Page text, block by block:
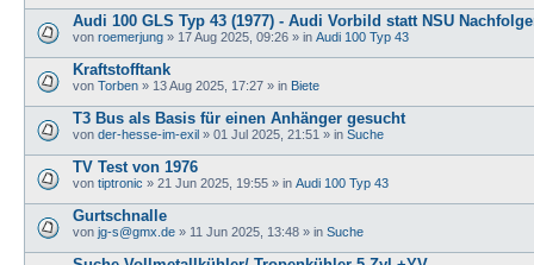
Audi 100 GLS Typ 43 (1977) - Audi Vorbild statt NSU
von roemerjung » 17 Aug 2025, 09:26 » in Audi 100 Typ 43
Kraftstofftank
von Torben » 13 Aug 2025, 17:27 » in Biete
T3 Bus als Basis für einen Anhänger gesucht
von der-hesse-im-exil » 01 Jul 2025, 21:51 » in Suche
TV Test von 1976
von tiptronic » 21 Jun 2025, 19:55 » in Audi 100 Typ 43
Gurtschnalle
von jg-s@gmx.de » 11 Jun 2025, 13:48 » in Suche